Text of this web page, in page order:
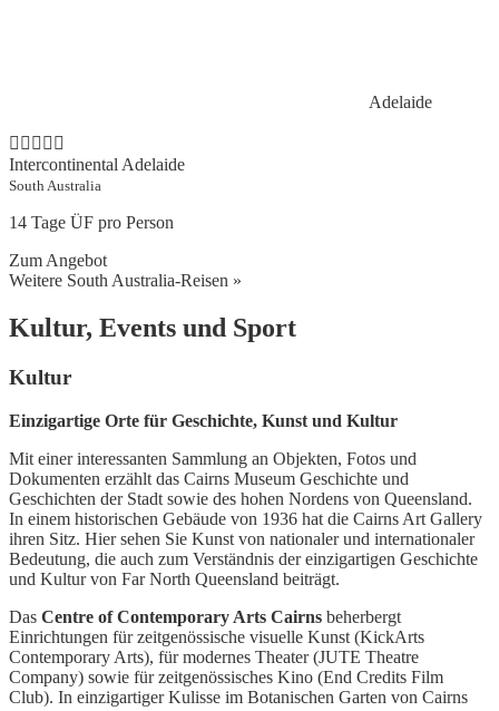
Adelaide
Intercontinental Adelaide
South Australia
14 Tage ÜF pro Person
Zum Angebot
Weitere South Australia-Reisen »
Kultur, Events und Sport
Kultur
Einzigartige Orte für Geschichte, Kunst und Kultur
Mit einer interessanten Sammlung an Objekten, Fotos und
Dokumenten erzählt das Cairns Museum Geschichte und
Geschichten der Stadt sowie des hohen Nordens von Queensland.
In einem historischen Gebäude von 1936 hat die Cairns Art Gallery
ihren Sitz. Hier sehen Sie Kunst von nationaler und internationaler
Bedeutung, die auch zum Verständnis der einzigartigen Geschichte
und Kultur von Far North Queensland beiträgt.
Das Centre of Contemporary Arts Cairns beherbergt
Einrichtungen für zeitgenössische visuelle Kunst (KickArts
Contemporary Arts), für modernes Theater (JUTE Theatre
Company) sowie für zeitgenössisches Kino (End Credits Film
Club). In einzigartiger Kulisse im Botanischen Garten von Cairns